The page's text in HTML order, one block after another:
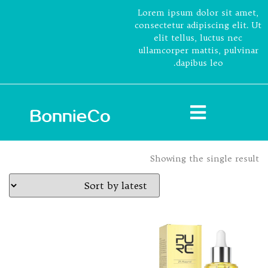
Lorem ipsum dolor sit amet,
consectetur adipiscing elit. Ut
elit tellus, luctus nec
ullamcorper mattis, pulvinar
dapibus leo.
Showing the single result